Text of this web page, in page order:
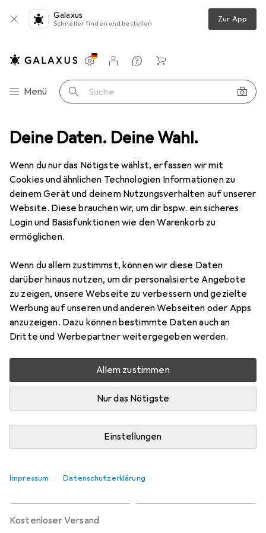
Deine Daten. Deine Wahl.
Wenn du nur das Nötigste wählst, erfassen wir mit
Cookies und ähnlichen Technologien Informationen zu
deinem Gerät und deinem Nutzungsverhalten auf unserer
Website. Diese brauchen wir, um dir bspw. ein sicheres
Login und Basisfunktionen wie den Warenkorb zu
ermöglichen.
Wenn du allem zustimmst, können wir diese Daten
darüber hinaus nutzen, um dir personalisierte Angebote
zu zeigen, unsere Webseite zu verbessern und gezielte
Werbung auf unseren und anderen Webseiten oder Apps
anzuzeigen. Dazu können bestimmte Daten auch an
Dritte und Werbepartner weitergegeben werden.
Allem zustimmen
Nur das Nötigste
Einstellungen
Impressum Datenschutzerklärung
Galaxus
Schneller finden und bestellen Zur App
Navigation nach Kategorien
Menü Suche
Einstellungen
Kundenkonto
Vergleichslisten
Merklisten
Warenkorb
Data + Video Adapter StarTech USB C Multiport Adapter
8 Bilder
StarTechUSB C Multiport Adapter
Preis in EUR inkl. MwSt.
EUR
37,50
Bewertungen Marke
Mehr von StarTech
Zwischen Sa, 29.8. und Di, 8.9. geliefert
Nur 1 Stück an Lager beim Lieferanten
Benachrichtigen, wenn schneller verfügbar
Lieferort angeben für genaue Lieferzeit
kostenloser Versand